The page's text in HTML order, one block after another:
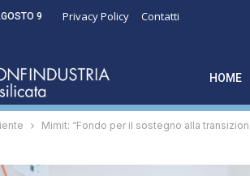
9 Privacy Policy Contatti
HOME
Mimit: “Fondo per il sostegno alla